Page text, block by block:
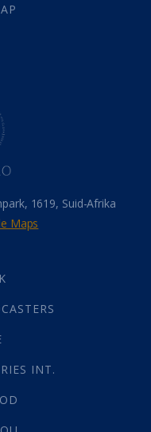
(12)
1619, Suid-Afrika
Maps
INT.